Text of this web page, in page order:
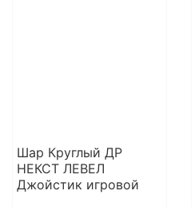
Шар Круглый ДР
НЕКСТ ЛЕВЕЛ
Джойстик игровой